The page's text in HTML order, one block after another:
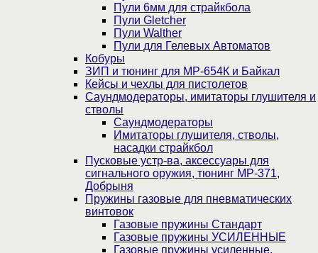
Пули 6мм для страйкбола
Пули Gletcher
Пули Walther
Пули для Гелевых Автоматов
Кобуры
ЗИП и тюнинг для МР-654К и Байкал
Кейсы и чехлы для пистолетов
Саундмодераторы, имитаторы глушителя и
стволы
Саундмодераторы
Имитаторы глушителя, стволы,
насадки страйкбол
Пусковые устр-ва, аксессуары для
сигнального оружия, тюнинг МР-371,
Добрыня
Пружины газовые для пневматических
винтовок
Газовые пружины Стандарт
Газовые пружины УСИЛЕННЫЕ
Газовые пружины усиленные,